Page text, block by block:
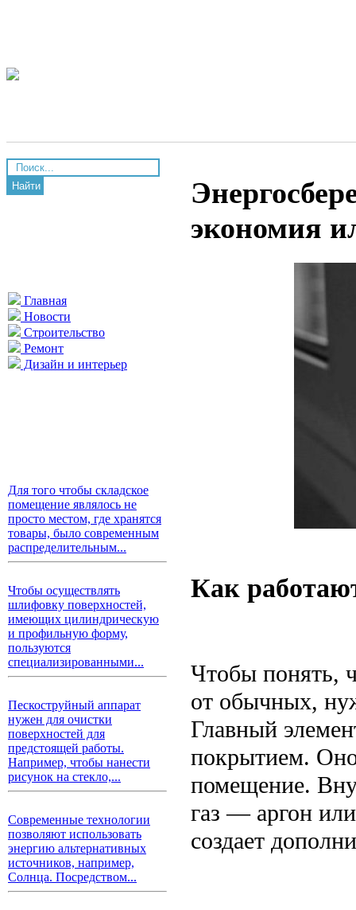
Найти
Главная
Новости
Строительство
Ремонт
Дизайн и интерьер
Для того чтобы складское
помещение являлось не
просто местом, где хранятся
товары, было современным
распределительным...
Чтобы осуществлять
шлифовку поверхностей,
имеющих цилиндрическую
и профильную форму,
пользуются
специализированными...
Пескоструйный аппарат
нужен для очистки
поверхностей для
предстоящей работы.
Например, чтобы нанести
рисунок на стекло,...
Современные технологии
позволяют использовать
энергию альтернативных
источников, например,
Солнца. Посредством...
экономия
Как
Чтобы понять,
от обычных,
Главный
покрытием. Оно
помещение.
газ — аргон
создает